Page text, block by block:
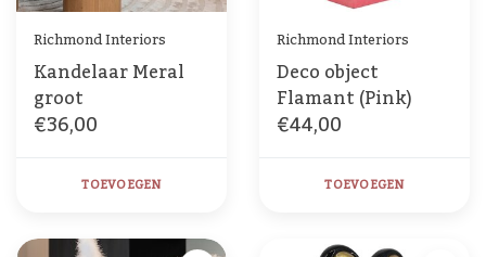
Richmond Interiors
Kandelaar Meral
groot
€36,00
TOEVOEGEN
Richmond Interiors
Deco object
Flamant (Pink)
€44,00
TOEVOEGEN